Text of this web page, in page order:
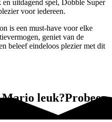
uitdagend spel, Dobble Super
voor iedereen.
is een must-have voor elke
geniet van de
beleef eindeloos plezier met dit
leuk?Probeer